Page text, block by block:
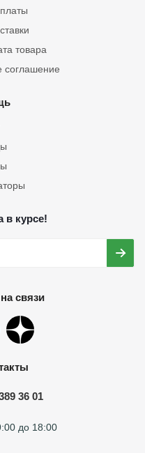
товара
соглашение
в курсе!
связи
36 01
до 18:00